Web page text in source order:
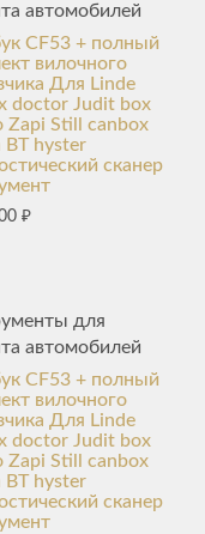
автомобилей
CF53 + полный
вилочного
Для Linde
doctor Judit box
Zapi Still canbox
hyster
сканер
₽
для
автомобилей
CF53 + полный
вилочного
Для Linde
doctor Judit box
Zapi Still canbox
hyster
сканер